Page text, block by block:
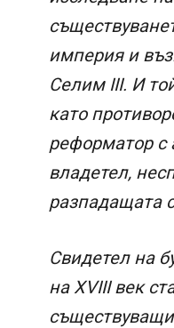
империя и
Селим III. И
като
реформатор с
владетел,
разпадащата
Свидетел на
на XVIII век